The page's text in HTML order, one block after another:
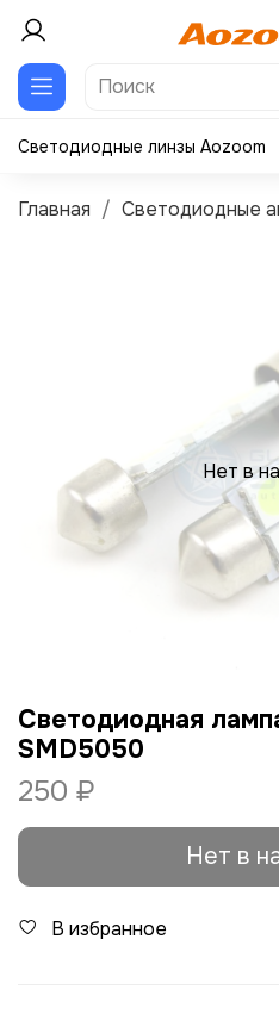
Светодиодные линзы Aozoom
Главная Светодиодные
Нет в
Светодиодная
SMD5050
250 ₽
Нет в
В избранное